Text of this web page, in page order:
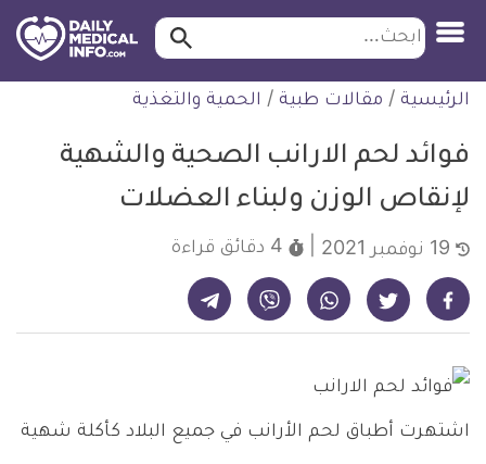
التخطي
للمحتوى
طبية
ابحث ابحث…
الرئيسية / مقالات طبية / الحمية والتغذية
فوائد لحم الارانب الصحية والشهية
لإنقاص الوزن ولبناء العضلات
4 دقائق قراءة
شارك على فيسبوك - ديلي ميديكال انفو شارك على تويتر - ديلي ميديكال انفو شارك على واتساب - ديلي ميديكال انفو شارك على فايبر - ديلي ميديكال انفو شارك على تيليجرام - ديلي ميديكال انفو
اشتهرت أطباق لحم الأرانب في جميع البلاد كأكلة شهية